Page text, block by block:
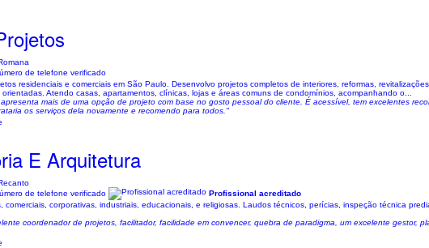
de telefone verificado
residenciais e comerciais em São Paulo. Desenvolvo projetos completos de interiores, reformas,
Atendo casas, apartamentos, clínicas, lojas e áreas comuns de condomínios, acompanhando o...
mais de uma opção de projeto com base no gosto pessoal do cliente. É acessível, tem excelentes
os serviços dela novamente e recomendo para todos."
E Arquitetura
de telefone verificado
Profissional acreditado
corporativas, industriais, educacionais, e religiosas. Laudos técnicos, perícias, inspeção técnica
coordenador de projetos, facilitador, facilidade em convencer, quebra de paradigma, um excelente gestor,